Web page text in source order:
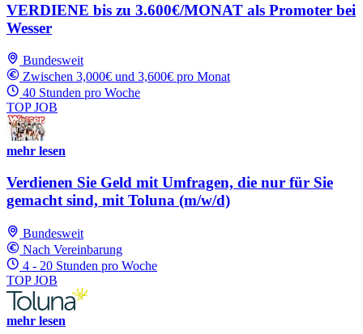
VERDIENE bis zu 3.600€/MONAT als Promoter bei
Wesser
Bundesweit
Zwischen 3,000€ und 3,600€ pro Monat
40 Stunden pro Woche
TOP JOB
mehr lesen
Verdienen Sie Geld mit Umfragen, die nur für Sie
gemacht sind, mit Toluna (m/w/d)
Bundesweit
Nach Vereinbarung
4 - 20 Stunden pro Woche
TOP JOB
mehr lesen